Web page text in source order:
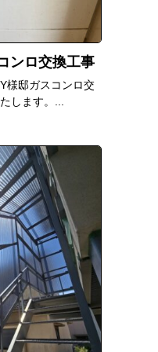
ンロ交換工事
様邸ガスコンロ交
します。...